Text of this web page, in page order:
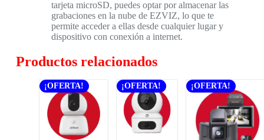
tarjeta microSD, puedes optar por almacenar las
grabaciones en la nube de EZVIZ, lo que te
permite acceder a ellas desde cualquier lugar y
dispositivo con conexión a internet.
Productos relacionados
¡OFERTA! ¡OFERTA! ¡OFERTA!